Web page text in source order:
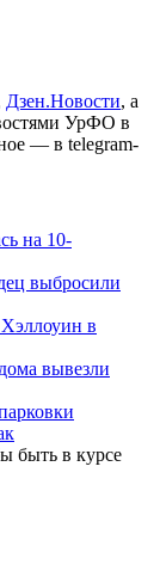
Дзен.Новости, а
УрФО в
— в telegram-
на 10-
выбросили
в
вывезли
быть в курсе